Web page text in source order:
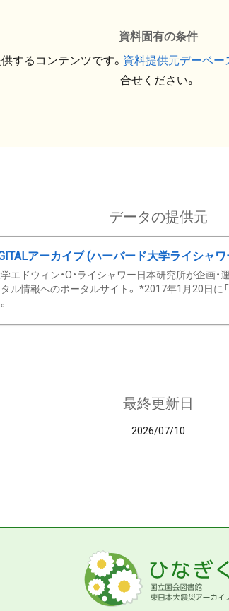
資料固有の条件
するコンテンツです。 資料提供元デーベー
合せください。
データの提供元
アーカイブ (ハーバード大学ライシャ
エドウィン・O・ライシャワー日本研究所が企画
ル情報へのポータルサイト。 *2017年1月20日に
最終更新日
2026/07/10